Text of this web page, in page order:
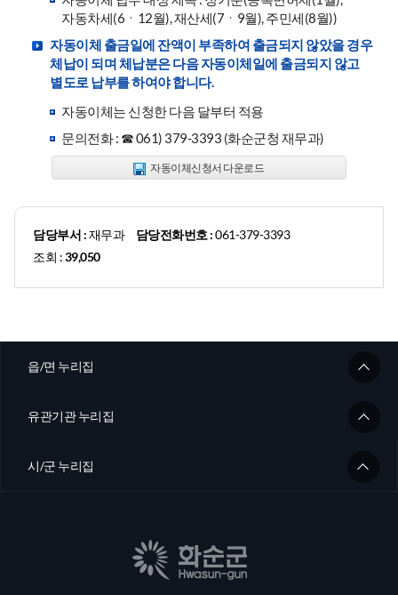
자동차세(6ㆍ12월), 재산세(7ㆍ9월), 주민세(8월))
자동이체 출금일에 잔액이 부족하여 출금되지 않았을 경우
체납이 되며 체납분은 다음 자동이체일에 출금되지 않고
별도로 납부를 하여야 합니다.
자동이체는 신청한 다음 달부터 적용
문의전화 : ☎ 061) 379-3393 (화순군청 재무과)
자동이체신청서 다운로드
담당부서 :재무과 담당전화번호 :061-379-3393
조회 :39,050
읍/면 누리집
유관기관 누리집
시/군 누리집